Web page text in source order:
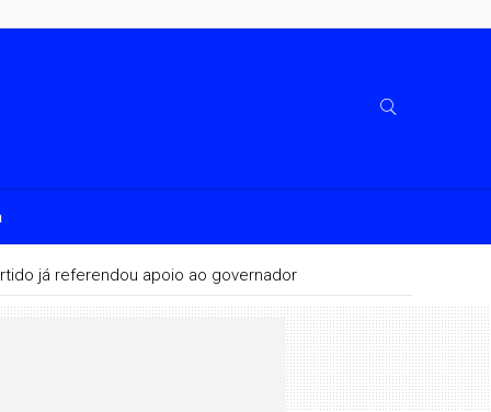
já referendou apoio ao governador